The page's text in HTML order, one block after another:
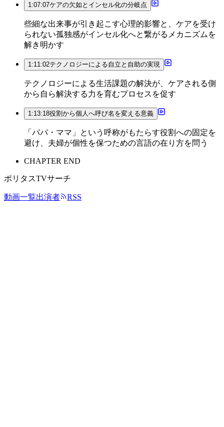
1:07:07ケアの欠如とインセル化の分岐点
些細な出来事が引き起こす心理的影響と、ケアを受け
られない孤独感がインセル化へと繋がるメカニズムを
解き明かす
1:11:02テクノロジーによる自立と自助の実現
テクノロジーによる生活課題の解決が、ケアされる側
から自ら解決する力を育むプロセスを促す
1:13:18役割から個人へ呼び名を変える意義
「パパ・ママ」という呼称がもたらす役割への固定を
避け、夫婦が個性を保つための言語の在り方を問う
CHAPTER END
ポリタスTVサーチ
動画一覧出演者 RSS